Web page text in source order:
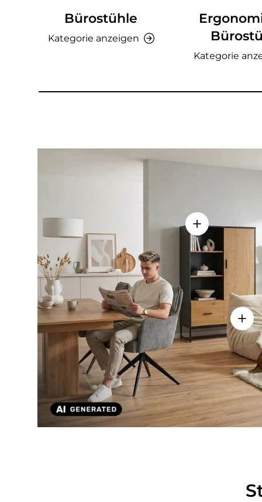
Bürostühle
Kategorie anzeigen
Kategorie
Einzelheiten